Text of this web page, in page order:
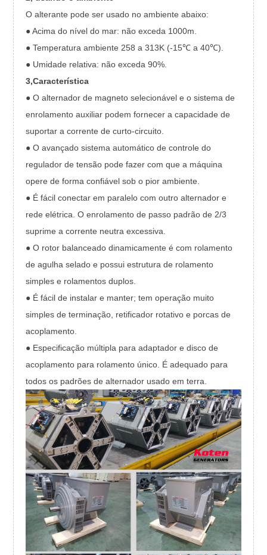
O alterante pode ser usado no ambiente abaixo:
● Acima do nível do mar: não exceda 1000m.
● Temperatura ambiente 258 a 313K (-15℃ a 40℃).
● Umidade relativa: não exceda 90%.
3,Característica
● O alternador de magneto selecionável e o sistema de
enrolamento auxiliar podem fornecer a capacidade de
suportar a corrente de curto-circuito.
● O avançado sistema automático de controle do
regulador de tensão pode fazer com que a máquina
opere de forma confiável sob o pior ambiente.
● É fácil conectar em paralelo com outro alternador e
rede elétrica. O enrolamento de passo padrão de 2/3
suprime a corrente neutra excessiva.
● O rotor balanceado dinamicamente é com rolamento
de agulha selado e possui estrutura de rolamento
simples e rolamentos duplos.
● É fácil de instalar e manter; tem operação muito
simples de terminação, retificador rotativo e porcas de
acoplamento.
● Especificação múltipla para adaptador e disco de
acoplamento para rolamento único. É adequado para
todos os padrões de alternador usado em terra.